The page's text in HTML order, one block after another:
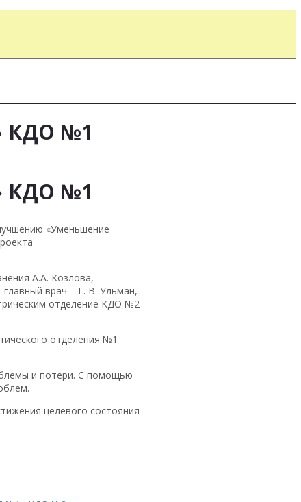
КДО №1
КДО №1
«Уменьшение
А.А. Козлова,
врач – Г. В. Ульман,
отделение КДО №2
отделения №1
и потери. С помощью
целевого состояния